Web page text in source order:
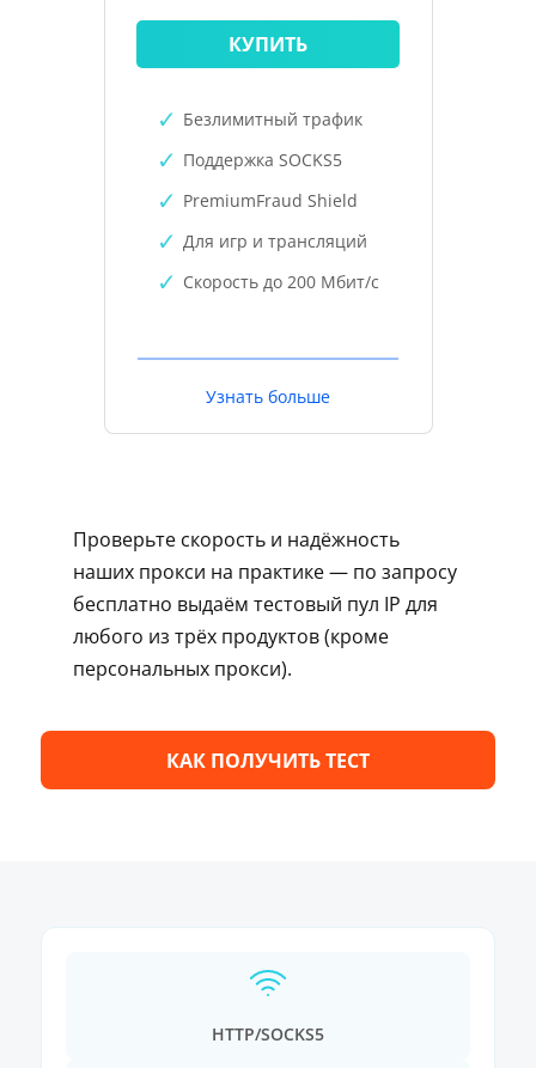
КУПИТЬ
Безлимитный трафик
Поддержка SOCKS5
PremiumFraud Shield
Для игр и трансляций
Скорость до 200 Мбит/с
Узнать больше
Проверьте скорость и надёжность
наших прокси на практике — по запросу
бесплатно выдаём тестовый пул IP для
любого из трёх продуктов (кроме
персональных прокси).
КАК ПОЛУЧИТЬ ТЕСТ
HTTP/SOCKS5